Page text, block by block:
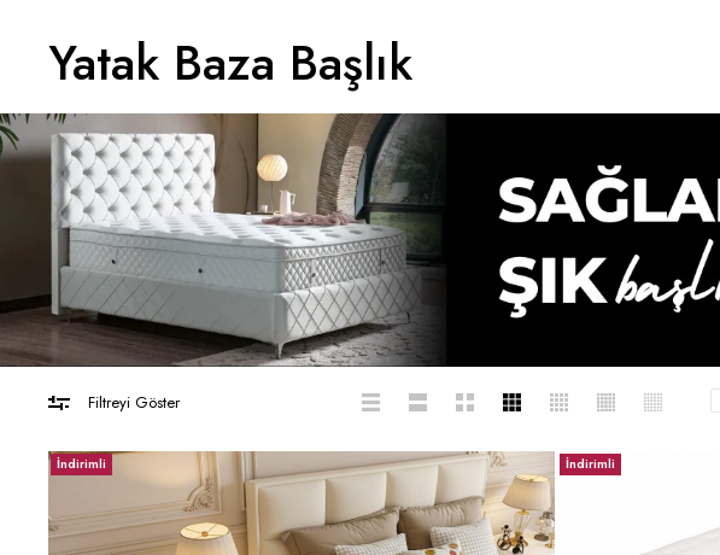
Yatak Baza Başlık
Filtreyi Göster
İndirimli İndirimli